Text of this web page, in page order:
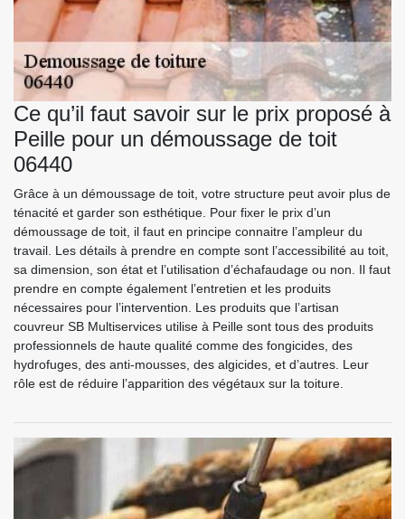
Ce qu’il faut savoir sur le prix proposé à
Peille pour un démoussage de toit
06440
Grâce à un démoussage de toit, votre structure peut avoir plus de
ténacité et garder son esthétique. Pour fixer le prix d’un
démoussage de toit, il faut en principe connaitre l’ampleur du
travail. Les détails à prendre en compte sont l’accessibilité au toit,
sa dimension, son état et l’utilisation d’échafaudage ou non. Il faut
prendre en compte également l’entretien et les produits
nécessaires pour l’intervention. Les produits que l’artisan
couvreur SB Multiservices utilise à Peille sont tous des produits
professionnels de haute qualité comme des fongicides, des
hydrofuges, des anti-mousses, des algicides, et d’autres. Leur
rôle est de réduire l’apparition des végétaux sur la toiture.